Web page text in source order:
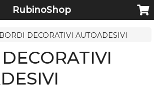
RubinoShop
BORDI DECORATIVI AUTOADESIVI